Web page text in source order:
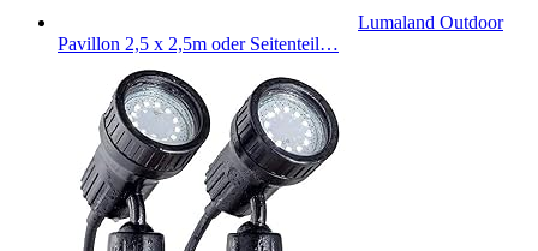
Lumaland Outdoor
Pavillon 2,5 x 2,5m oder Seitenteil…